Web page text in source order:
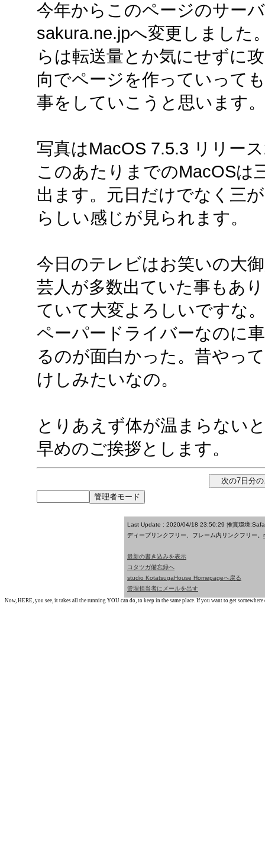
今年からこのページのサー
sakura.ne.jpへ変更しました
らは転送量とか気にせずに
向でページを作っていって
事をしていこうと思います。
写真はMacOS 7.5.3 リリー
このあたりまでのMacOSは
出ます。元日だけでなく三
らしい感じが見られます。
今日のテレビはお笑いの大
芸人が多数出ていた事もあ
ていて大変よろしいですな
ペーパードライバーなのに
るのが面白かった。昔やっ
けしみたいなの。
とりあえず体が温まらない
早めのご挨拶とします。
Last Update : 2020/04/18 23:50:29 推賞環境
ディープリンクフリー、フレーム内リンクフリー。
最新の書き込みを表示
コタツガ備忘録へ
studio KotatsugaHouse Homepageへ戻る
管理担当者にメールを出す
Now, HERE, you see, it takes all the running YOU can do, to keep in the same place. If you want to get